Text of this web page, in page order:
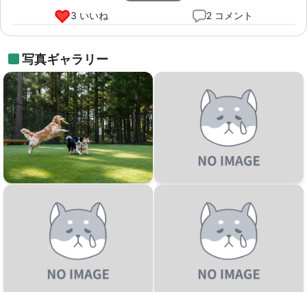
3 いいね
2 コメント
写真ギャラリー